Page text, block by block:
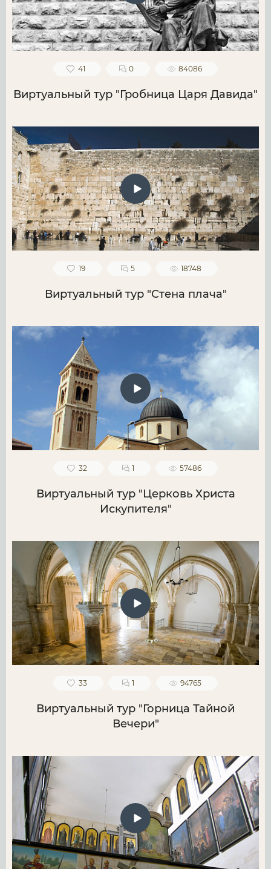
41 0 84086
Виртуальный тур "Гробница Царя Давида"
19 5 18748
Виртуальный тур "Стена плача"
32 1 57486
Виртуальный тур "Церковь Христа
Искупителя"
33 1 94765
Виртуальный тур "Горница Тайной
Вечери"